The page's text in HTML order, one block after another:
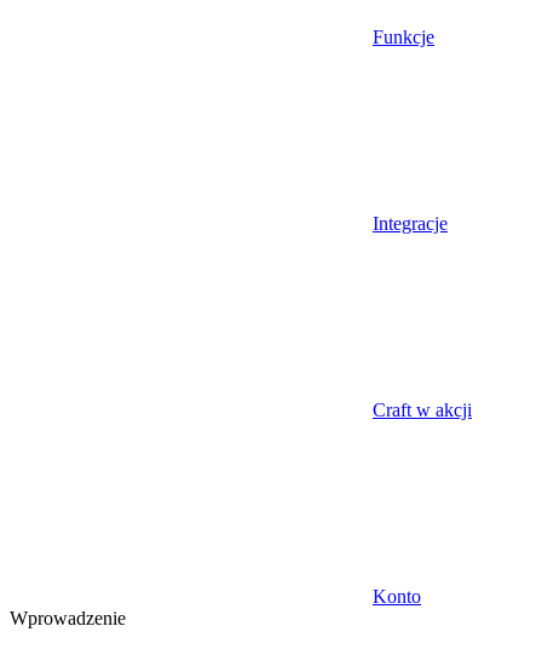
Funkcje
Integracje
Craft w akcji
Konto
Wprowadzenie